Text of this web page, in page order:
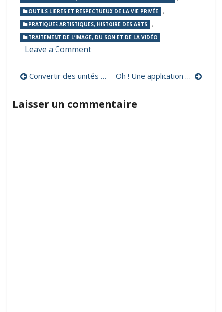
OUTILS LIBRES ET RESPECTUEUX DE LA VIE PRIVÉE ,
PRATIQUES ARTISTIQUES, HISTOIRE DES ARTS ,
TRAITEMENT DE L’IMAGE, DU SON ET DE LA VIDÉO
Leave a Commenton
pour
retoucher
photos
Navigation
de
l’article
Convertir des unités de mesure Oh ! Une application de dessin magique !
Laisser un commentaire